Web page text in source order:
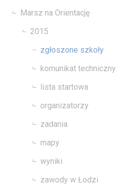
Marsz na Orientację
2015
zgłoszone szkoły
komunikat techniczny
lista startowa
organizatorzy
zadania
mapy
wyniki
zawody w Łodzi